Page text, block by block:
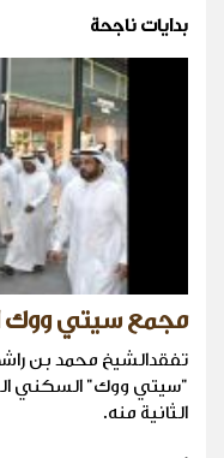
بدايات ناجحة
مجمع سيتي ووك
تفقدالشيخ محمد بن
"سيتي ووك" السكني
الثانية منه.